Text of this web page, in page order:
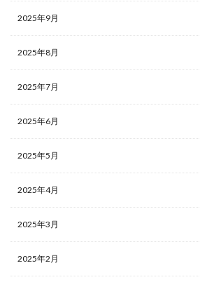
2025年9月
2025年8月
2025年7月
2025年6月
2025年5月
2025年4月
2025年3月
2025年2月